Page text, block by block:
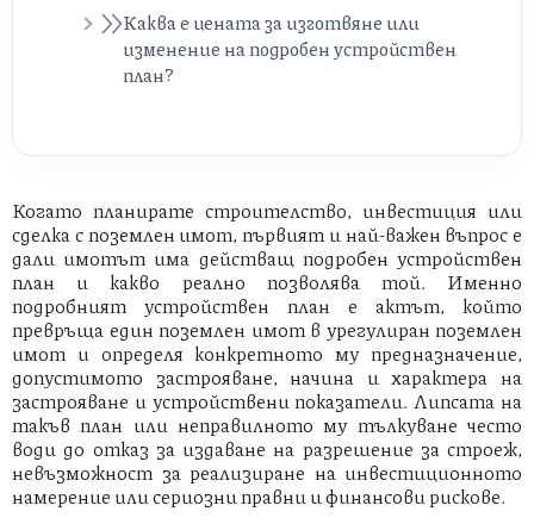
Каква е цената за изготвяне или
изменение на подробен устройствен
план?
процедурата?
3. Ориентировъчни диапазони
4. Подходът на BSLC
Когато планирате строителство, инвестиция или
сделка с поземлен имот, първият и най-важен въпрос е
дали имотът има действащ подробен устройствен
план и какво реално позволява той. Именно
подробният устройствен план е актът, който
превръща един поземлен имот в урегулиран поземлен
имот и определя конкретното му предназначение,
допустимото застрояване, начина и характера на
застрояване и устройствени показатели. Липсата на
такъв план или неправилното му тълкуване често
води до отказ за издаване на разрешение за строеж,
невъзможност за реализиране на инвестиционното
намерение или сериозни правни и финансови рискове.